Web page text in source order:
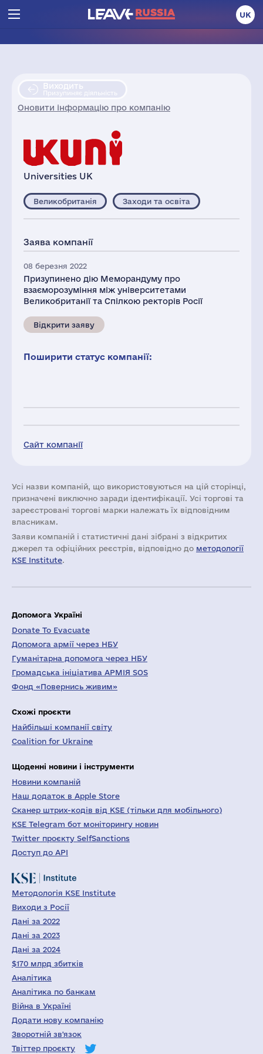
UK
Виходить
Призупиняє діяльність
Оновити інформацію про компанію
Universities UK
Сайт компанії
Великобританія Заходи та освіта
Заява компанії
08 березня 2022
Призупинено дію Меморандуму про
взаєморозуміння між університетами
Великобританії та Спілкою ректорів Росії
Відкрити заяву
Поширити статус компанії:
Усі назви компаній, що використовуються на цій сторінці,
призначені виключно заради ідентифікації. Усі торгові та
зареєстровані торгові марки належать їх відповідним
власникам.
Заяви компаній i статистичні дані зібрані з відкритих
джерел та офіційних реєстрів, відповідно до методології
KSE Institute.
Допомога Україні
Donate To Evacuate
Допомога армії через НБУ
Гуманітарна допомога через НБУ
Громадська ініціатива АРМІЯ SOS
Фонд «Повернись живим»
Схожі проєкти
Найбільші компанії світу
Coalition for Ukraine
Щоденні новини і інструменти
Новини компаній
Наш додаток в Apple Store
Сканер штрих-кодів від KSE (тільки для мобільного)
KSE Telegram бот моніторингу новин
Twitter проєкту SelfSanctions
Доступ до API
Методологія KSE Institute
Виходи з Росії
Дані за 2022
Дані за 2023
Дані за 2024
$170 млрд збитків
Аналітика
Аналітика по банкам
Війна в Україні
Додати нову компанію
Зворотній зв'язок
Твіттер проєкту